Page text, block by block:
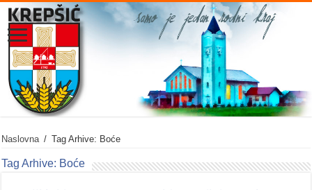
Naslovna / Tag Arhive: Boće
Tag Arhive: Boće